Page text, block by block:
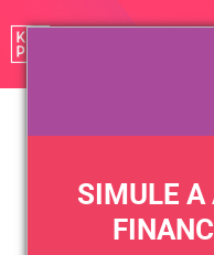
SIMULE A
Home»Blog»Festa»
Como